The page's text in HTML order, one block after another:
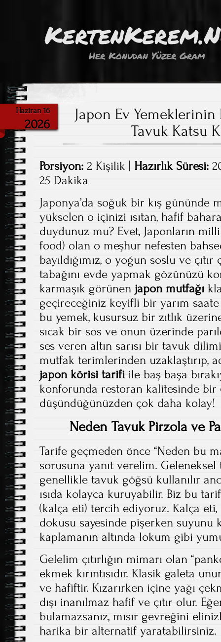
Her Konudan Yüzer Gram
Haziran 16
2026
Japon Ev Yemeklerinin
Tavuk Katsu
Porsiyon: 2 Kişilik | Hazırlık Süresi:
25 Dakika
Japonya’da soğuk bir kış gününde
yükselen o içinizi ısıtan, hafif
duydunuz mu? Evet, Japonların
food) olan o meşhur nefesten
bayıldığımız, o yoğun soslu ve çıtır
tabağını evde yapmak gözünüzü
karmaşık görünen japon mutfağı
geçireceğiniz keyifli bir yarım
bu yemek, kusursuz bir zıtlık
sıcak bir sos ve onun üzerinde
ses veren altın sarısı bir tavuk
mutfak terimlerinden uzaklaştırıp,
japon körisi tarifi ile baş başa
konforunda restoran kalitesinde bir
düşündüğünüzden çok daha kolay!
Neden Tavuk Pirzola ve
Tarife geçmeden önce “Neden bu
sorusuna yanıt verelim.
genellikle tavuk göğsü kullanılır
ısıda kolayca kuruyabilir. Biz bu
(kalça eti) tercih ediyoruz. Kalça
dokusu sayesinde pişerken suyunu
kaplamanın altında lokum gibi
Gelelim çıtırlığın mimarı olan
ekmek kırıntısıdır. Klasik galeta
ve hafiftir. Kızarırken içine yağı
dışı inanılmaz hafif ve çıtır olur.
bulamazsanız, mısır gevreğini
harika bir alternatif yaratabilirsiniz.